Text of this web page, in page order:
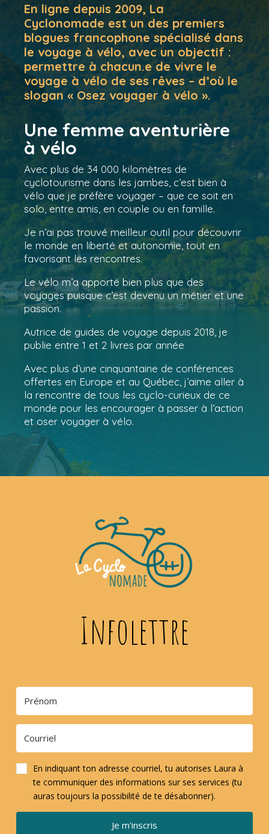
En ligne depuis 2009, La
Cyclonomade est un des premiers
blogues francophone spécialisé dans
le voyage à vélo, avec un objectif :
permettre à chacun.e de vivre le
voyage à vélo de ses rêves – d’où le
slogan « Osez voyager à vélo ».
Une femme aventurière
à vélo
Avec plus de 34 000 kilomètres de
cyclotourisme dans les jambes, c’est bien à
vélo que je préfère voyager – que ce soit en
solo, entre amis, en couple ou en famille.
Je n’ai pas trouvé meilleur outil pour découvrir
le monde en liberté et autonomie, tout en
favorisant les rencontres.
Le vélo m’a apporté bien plus que des
voyages puisque c’est devenu un métier et une
passion.
Autrice de guides de voyage depuis 2018, je
publie entre 1 et 2 livres par année
Avec plus d’une cinquantaine de conférences
offertes en Europe et au Québec, j’aime aller à
la rencontre de tous les cyclo-curieux de ce
monde pour les encourager à passer à l’action
et oser voyager à vélo.
Infolettre
En indiquant ton adresse courriel, tu autorises Laura à
te communiquer des informations sur ses services (tu
auras toujours la possibilité de te désabonner).
Je m'inscris